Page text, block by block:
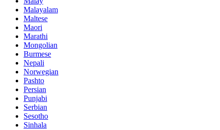
Malayalam
Maltese
Maori
Marathi
Mongolian
Burmese
Nepali
Norwegian
Pashto
Persian
Punjabi
Serbian
Sesotho
Sinhala